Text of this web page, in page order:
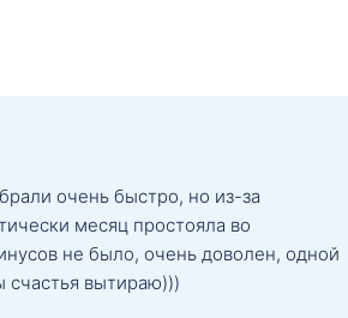
очень быстро, но из-за
месяц простояла во
не было, очень доволен, одной
счастья вытираю)))